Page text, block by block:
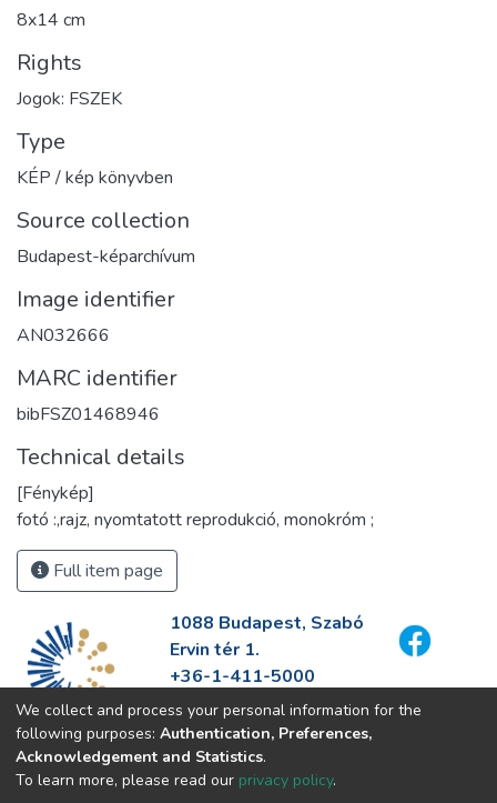
8x14 cm
Rights
Jogok: FSZEK
Type
KÉP / kép könyvben
Source collection
Budapest-képarchívum
Image identifier
AN032666
MARC identifier
bibFSZ01468946
Technical details
[Fénykép]
fotó :,rajz, nyomtatott reprodukció, monokróm ;
Full item page
1088 Budapest, Szabó
Ervin tér 1.
+36-1-411-5000
info@fszek.hu
https://fszek.hu
We collect and process your personal information for the
following purposes: Authentication, Preferences,
Acknowledgement and Statistics.
To learn more, please read our privacy policy.